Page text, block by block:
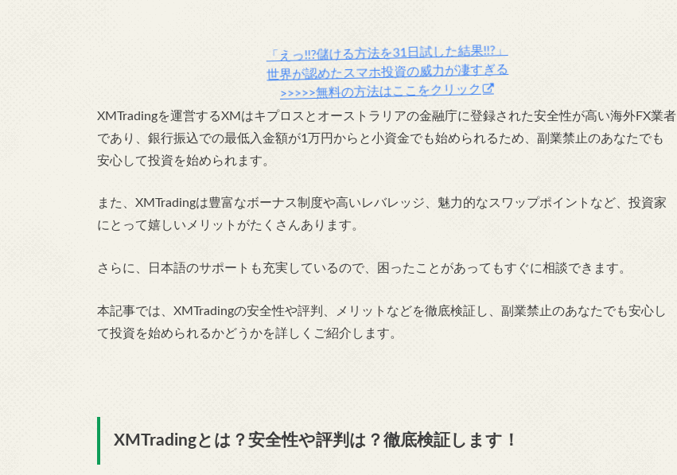
「えっ!!?儲ける方法を31日試した結果!!?」
世界が認めたスマホ投資の威力が凄すぎる
>>>>>無料の方法はここをクリック
XMTradingを運営するXMはキプロスとオーストラリアの金融庁に登録された安全性が高い海外FX業者
であり、銀行振込での最低入金額が1万円からと小資金でも始められるため、副業禁止のあなたでも
安心して投資を始められます。
また、XMTradingは豊富なボーナス制度や高いレバレッジ、魅力的なスワップポイントなど、投資家
にとって嬉しいメリットがたくさんあります。
さらに、日本語のサポートも充実しているので、困ったことがあってもすぐに相談できます。
本記事では、XMTradingの安全性や評判、メリットなどを徹底検証し、副業禁止のあなたでも安心し
て投資を始められるかどうかを詳しくご紹介します。
XMTradingとは？安全性や評判は？徹底検証します！